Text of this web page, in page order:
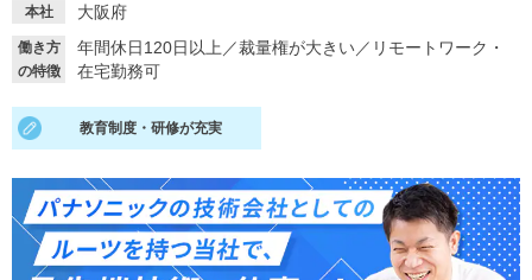
就活支援
就活ノウハウが満載！ お役立ち記事・相談室など
あなたに合う仕事を診断！
就活ニュースペーパー
就活時事ニュースを更新
よくある質問
不明点があればこちら
本社 大阪府
働き方
の特徴
年間休日120日以上 ／裁量権が大きい／ リモートワーク・
在宅勤務可
教育制度・研修が充実